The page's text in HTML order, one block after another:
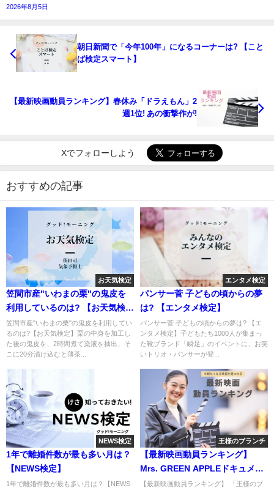
2026年8月5日
朝日新聞で「今年100年」になるコーナーは? 【こと
ば検定スマート】
【最新映画動員ランキング】春休み「ドラえもん」2
週1位! あの衝撃作が!
Xでフォローしよう
おすすめの記事
お天気検定
笠間市産"いわまの栗"の鬼皮を
利用しているのは? 【お天気検
定】
笠間市産"いわまの栗"の鬼皮を利用してい
るのは?【お天気検定】栗の中身を加工し
た後の鬼皮を、2時間煮て染液を抽出、そ
こに20分漬け込むと薄茶...
エンタメ検定
パンサー菅 子どもの頃からの夢
は? 【エンタメ検定】
パンサー菅 子どもの頃からの夢は? 【エ
ンタメ検定】子どもたち1000人が集まっ
た靴ブランド「瞬足」のイベントに、お笑
いトリオ・パンサーが登...
NEWS検定
1年で離婚件数が最も多い月は？
【NEWS検定】
1年で離婚件数が最も多い月は？【NEWS
王様のブランチ
【最新映画動員ランキング】
Mrs. GREEN APPLEドキュメン
タリー&ライブがTOP3に!
【最新映画動員ランキング】 「王様のブ